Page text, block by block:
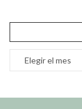
Archivos